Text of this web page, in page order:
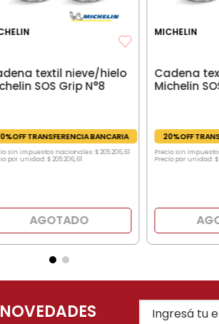
textil nieve/hielo
SOS Grip N°8
TRANSFERENCIA BANCARIA
sin impuestos nacionales: $ 205.206,61
por unidad: $ 205.206,61
AGOTADO
MICHELIN
Cadena
Michelin
20%OFF
Precio sin
Precio por unidad:$